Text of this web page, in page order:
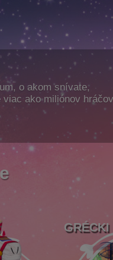
o akom snívate,
ako miliónov